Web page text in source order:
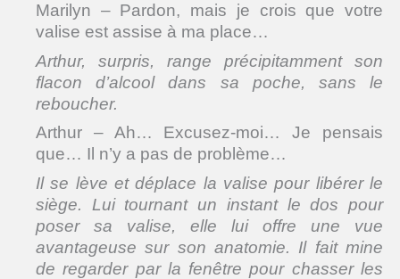
Marilyn – Pardon, mais je crois que votre
valise est assise à ma place…
Arthur, surpris, range précipitamment son
flacon d’alcool dans sa poche, sans le
reboucher.
Arthur – Ah… Excusez-moi… Je pensais
que… Il n’y a pas de problème…
Il se lève et déplace la valise pour libérer le
siège. Lui tournant un instant le dos pour
poser sa valise, elle lui offre une vue
avantageuse sur son anatomie. Il fait mine
de regarder par la fenêtre pour chasser les